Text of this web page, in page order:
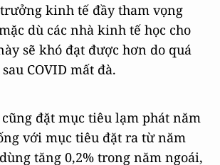
kinh tế đầy tham vọng
dù các nhà kinh tế học cho
sẽ khó đạt được hơn do quá
COVID mất đà.
cũng đặt mục tiêu lạm phát năm
với mục tiêu đặt ra từ năm
tăng 0,2% trong năm ngoái,